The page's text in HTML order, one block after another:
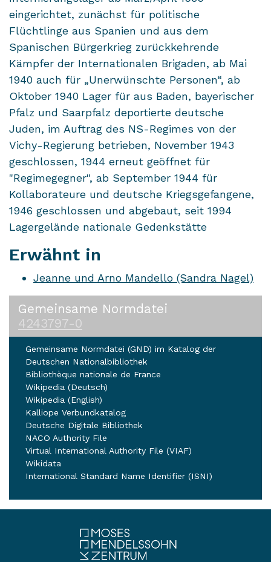
eingerichtet, zunächst für politische
Flüchtlinge aus Spanien und aus dem
Spanischen Bürgerkrieg zurückkehrende
Kämpfer der Internationalen Brigaden, ab Mai
1940 auch für „Unerwünschte Personen“, ab
Oktober 1940 Lager für aus Baden, bayerischer
Pfalz und Saarpfalz deportierte deutsche
Juden, im Auftrag des NS-Regimes von der
Vichy-Regierung betrieben, November 1943
geschlossen, 1944 erneut geöffnet für
"Regimegegner", ab September 1944 für
Kollaborateure und deutsche Kriegsgefangene,
1946 geschlossen und abgebaut, seit 1994
Lagergelände nationale Gedenkstätte
Erwähnt in
Jeanne und Arno Mandello (Sandra Nagel)
Gemeinsame Normdatei
4243797-0
Gemeinsame Normdatei (GND) im Katalog der
Deutschen Nationalbibliothek
Bibliothèque nationale de France
Wikipedia (Deutsch)
Wikipedia (English)
Kalliope Verbundkatalog
Deutsche Digitale Bibliothek
NACO Authority File
Virtual International Authority File (VIAF)
Wikidata
International Standard Name Identifier (ISNI)